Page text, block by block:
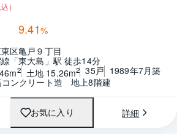
）
9.41%
区亀戸９丁目
「東大島」駅 徒歩14分
2 土地 15.26m2 35戸 1989年7月築
ンクリート造　地上8階建
お気に入り 詳細
1 / 0 間取り